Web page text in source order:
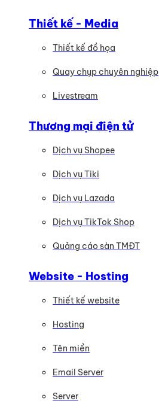
Thiết kế - Media
Thiết kế đồ họa
Quay chụp chuyên nghiệp
Livestream
Thương mại điện tử
Dịch vụ Shopee
Dịch vụ Tiki
Dịch vụ Lazada
Dịch vụ TikTok Shop
Quảng cáo sàn TMĐT
Website - Hosting
Thiết kế website
Hosting
Tên miền
Email Server
Server